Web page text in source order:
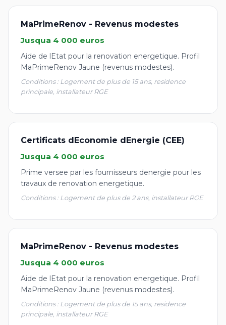
MaPrimeRenov - Revenus modestes
Jusqua 4 000 euros
Aide de lEtat pour la renovation energetique. Profil
MaPrimeRenov Jaune (revenus modestes).
Conditions : Logement de plus de 15 ans, residence
principale, installateur RGE
Certificats dEconomie dEnergie (CEE)
Jusqua 4 000 euros
Prime versee par les fournisseurs denergie pour les
travaux de renovation energetique.
Conditions : Logement de plus de 2 ans, installateur RGE
MaPrimeRenov - Revenus modestes
Jusqua 4 000 euros
Aide de lEtat pour la renovation energetique. Profil
MaPrimeRenov Jaune (revenus modestes).
Conditions : Logement de plus de 15 ans, residence
principale, installateur RGE